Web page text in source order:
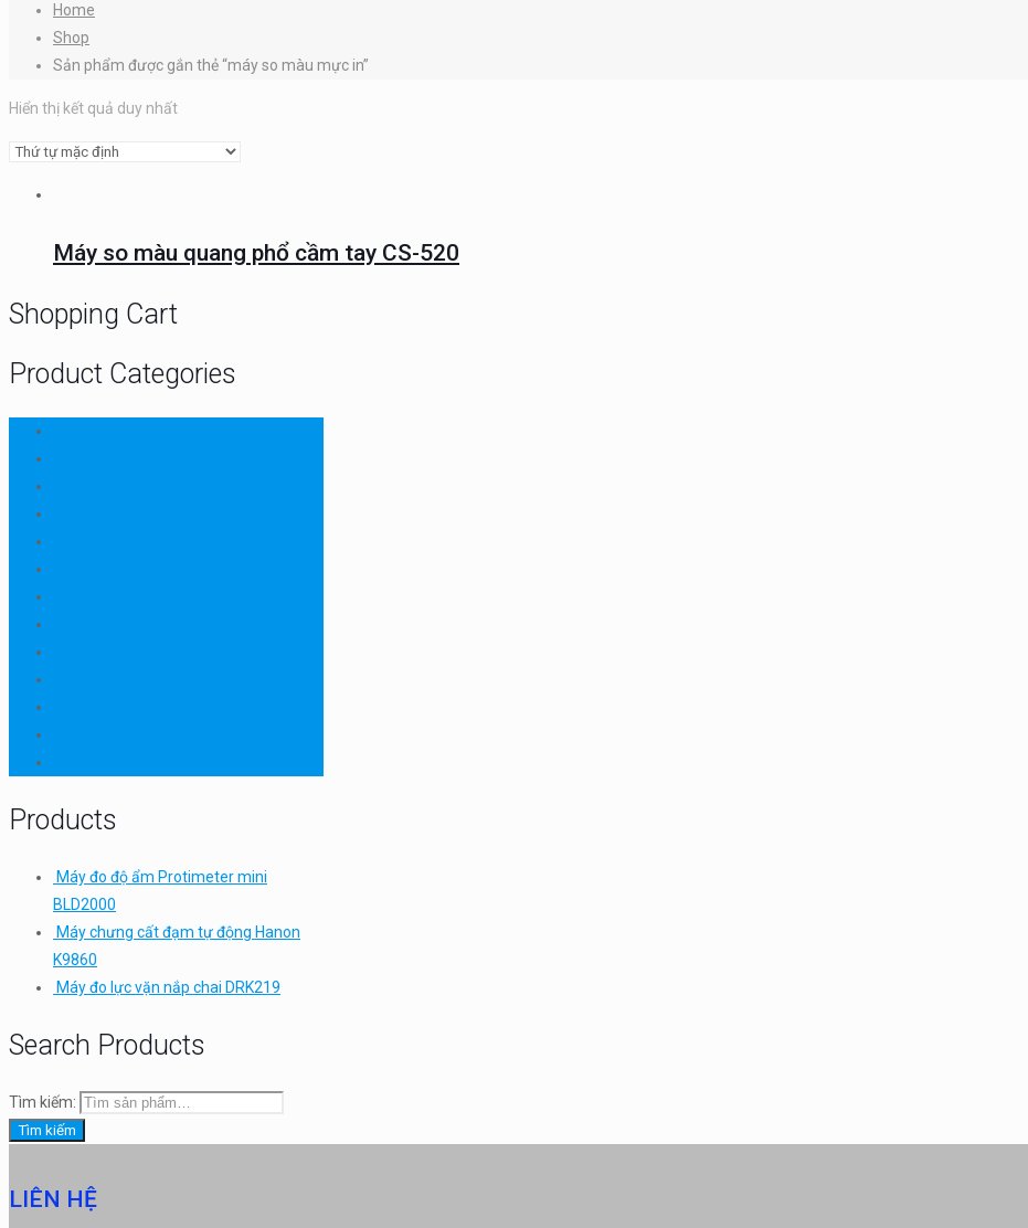
Home
Shop
Sản phẩm được gắn thẻ “máy so màu mực in”
Hiển thị kết quả duy nhất
Máy so màu quang phổ cầm tay CS-520
Shopping Cart
Product Categories
Products
Máy đo độ ẩm Protimeter mini
BLD2000
Máy chưng cất đạm tự động Hanon
K9860
Máy đo lực vặn nắp chai DRK219
Search Products
Tìm kiếm:
Tìm kiếm
LIÊN HỆ